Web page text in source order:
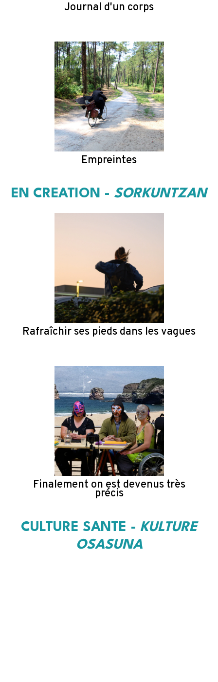
Journal d'un corps
Empreintes
EN CREATION - SORKUNTZAN
Rafraîchir ses pieds dans les vagues
Finalement on est devenus très
précis
CULTURE SANTE - KULTURE
OSASUNA